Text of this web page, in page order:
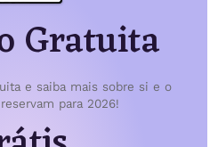
Gratuita
e saiba mais sobre si e o
para 2026!